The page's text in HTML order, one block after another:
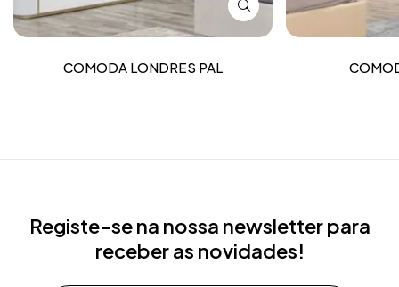
COMODA LONDRES PAL
Registe-se na nossa newsletter para
receber as novidades!